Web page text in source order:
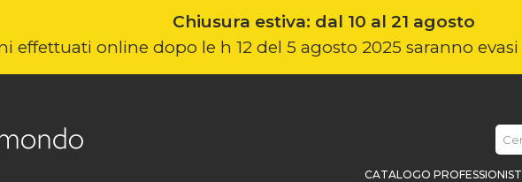
Chiusura estiva: dal 10 al 21 agosto
effettuati online dopo le h 12 del 5 agosto 2025 saranno
CATALOGO